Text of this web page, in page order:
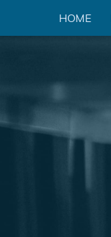
springen
HOME